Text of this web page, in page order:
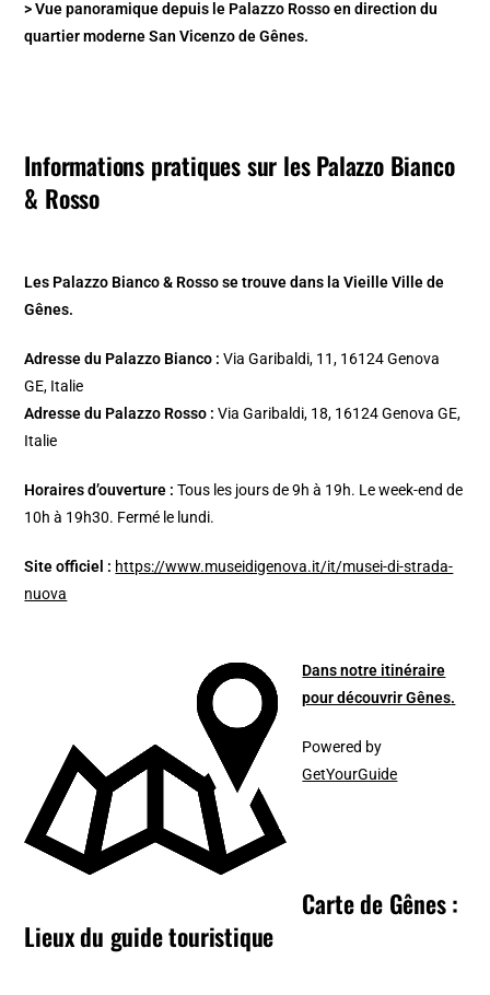
> Vue panoramique depuis le Palazzo Rosso en direction du
quartier moderne San Vicenzo de Gênes.
Informations pratiques sur les Palazzo Bianco
& Rosso
Les Palazzo Bianco & Rosso se trouve dans la Vieille Ville de
Gênes.
Adresse du Palazzo Bianco :Via Garibaldi, 11, 16124 Genova
GE, Italie
Adresse du Palazzo Rosso : Via Garibaldi, 18, 16124 Genova GE,
Italie
Horaires d’ouverture : Tous les jours de 9h à 19h. Le week-end de
10h à 19h30. Fermé le lundi.
Site officiel : https://www.museidigenova.it/it/musei-di-strada-
nuova
Dans notre itinéraire
pour découvrir Gênes.
Powered by
GetYourGuide
Carte de Gênes :
Lieux du guide touristique